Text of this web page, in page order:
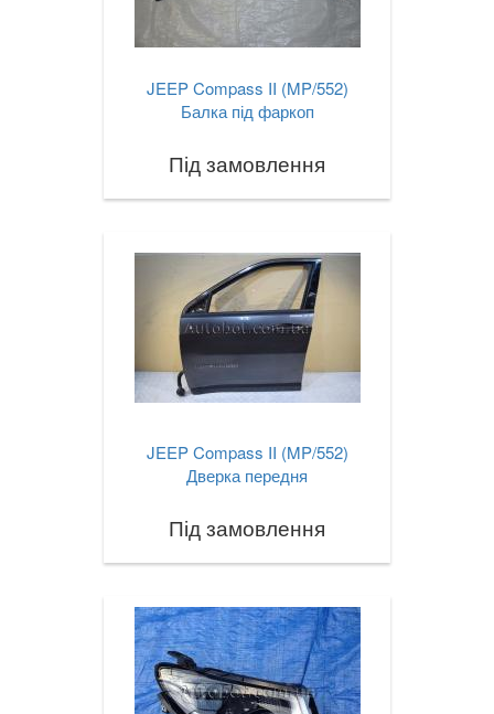
JEEP Compass II (MP/552)
Балка під фаркоп
Під замовлення
JEEP Compass II (MP/552)
Дверка передня
Під замовлення